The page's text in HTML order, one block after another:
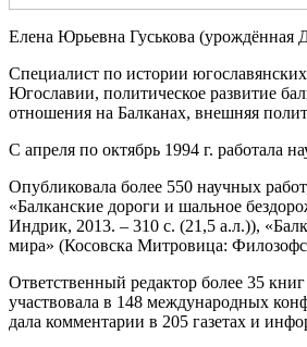
Елена Юрьевна Гуськова (урождённая
Специалист по истории
Югославии, политическое развитие
отношения на Балканах, внешняя
С апреля по октябрь 1994 г.
Опубликовала более 550 научных
«Балканские дороги и шальное
Индрик, 2013. – 310 с. (21,5 а.л.)),
мира» (Косовска Митровица:
Ответственный редактор более 35
участвовала в 148 международных
дала комментарии в 205 газетах и